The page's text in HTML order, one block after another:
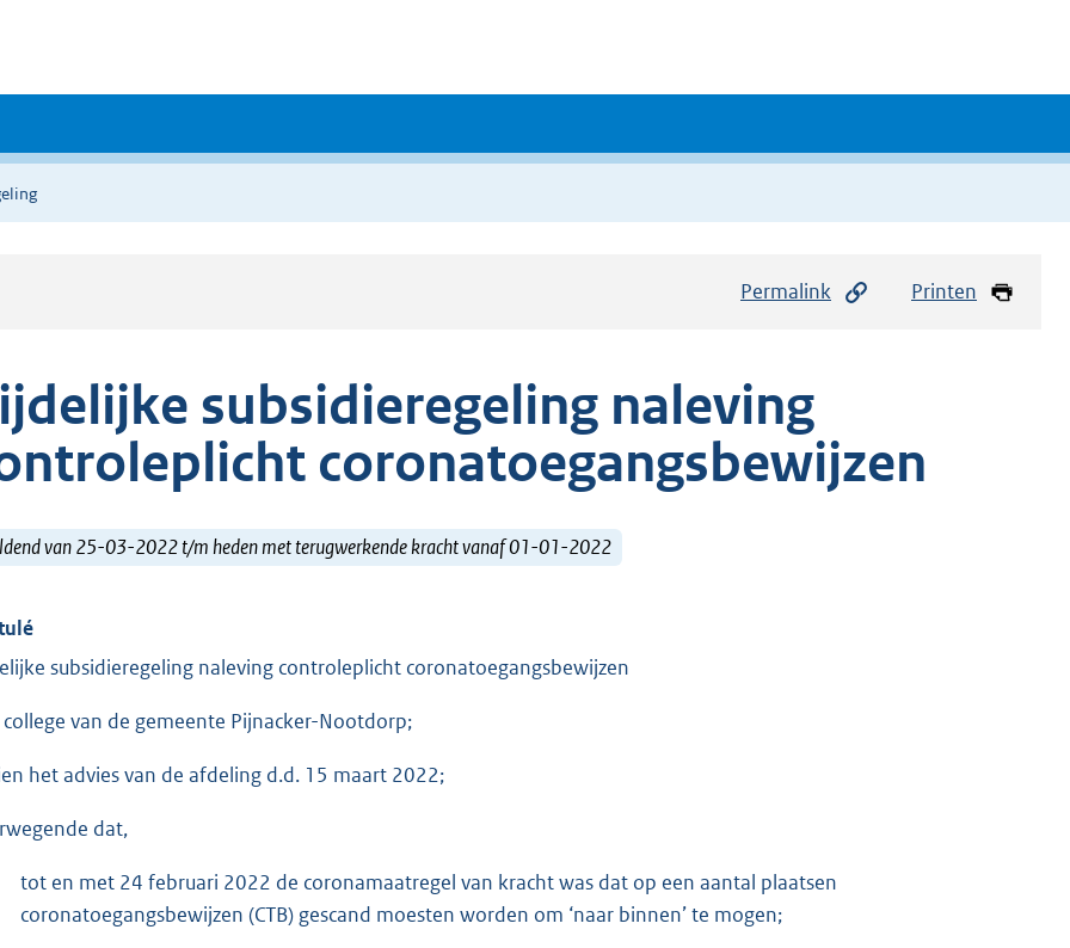
Permalink Printen
subsidieregeling naleving
coronatoegangsbewijzen
van 25-03-2022 t/m heden met terugwerkende kracht vanaf 01-01-2022
subsidieregeling naleving controleplicht coronatoegangsbewijzen
van de gemeente Pijnacker-Nootdorp;
het advies van de afdeling d.d. 15 maart 2022;
dat,
tot en met 24 februari 2022 de coronamaatregel van kracht was dat op een aantal plaatsen
coronatoegangsbewijzen (CTB) gescand moesten worden om ‘naar binnen’ te mogen;